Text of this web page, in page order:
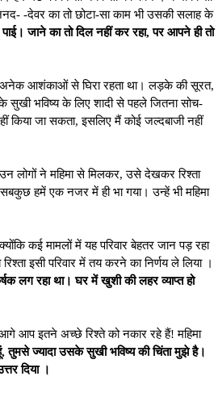
-देवर का तो छोटा-सा काम भी उसकी सलाह के
जाने का तो दिल नहीं कर रहा, पर आपने ही तो
अनेक आशंकाओं से घिरा रहता था। लड़के की सूरत,
सुखी भविष्य के लिए शादी से पहले जितना सोच-
किया जा सकता, इसलिए मैं कोई जल्दबाजी नहीं
लोगों ने महिमा से मिलकर, उसे देखकर रिश्ता
हमें एक नजर में ही भा गया। उन्हें भी महिमा
कई मामलों में यह परिवार बेहतर जान पड़ रहा
इसी परिवार में तय करने का निर्णय ले लिया ।
लग रहा था। घर में खुशी की लहर व्याप्त हो
आप इतने अच्छे रिश्ते को नकार रहे हैं! महिमा
हूं, तुमसे ज्यादा उसके सुखी भविष्य की चिंता मुझे है।
दिया ।